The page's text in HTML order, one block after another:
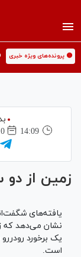
🟡 پرونده‌های ویژه خبری
14:09
10
زمین از
یافته‌های
نشان می‌دهد که
یک برخورد
است.